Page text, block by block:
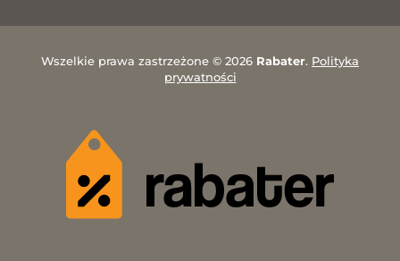
Wszelkie prawa zastrzeżone © 2026 Rabater. Polityka
prywatności